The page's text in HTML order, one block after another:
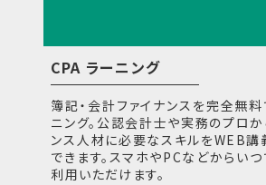
CPA ラーニング
簿記・会計ファイナンスを完全無
ニング。公認会計士や実務のプロ
ンス人材に必要なスキルをWEB講
できます。スマホやPCなどからい
利用いただけます。